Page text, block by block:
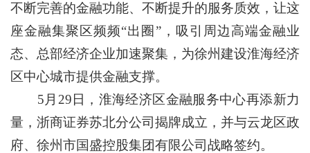
不断完善的金融功能、不断提升的服务质效，让这
座金融集聚区频频“出圈”，吸引周边高端金融业
态、总部经济企业加速聚集，为徐州建设淮海经济
区中心城市提供金融支撑。
5月29日，淮海经济区金融服务中心再添新力
量，浙商证券苏北分公司揭牌成立，并与云龙区政
府、徐州市国盛控股集团有限公司战略签约。